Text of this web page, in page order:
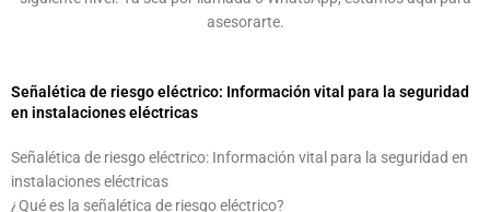
asesorarte.
Señalética de riesgo eléctrico: Información vital para la seguridad
en instalaciones eléctricas
Señalética de riesgo eléctrico: Información vital para la seguridad en
instalaciones eléctricas
¿Qué es la señalética de riesgo eléctrico?